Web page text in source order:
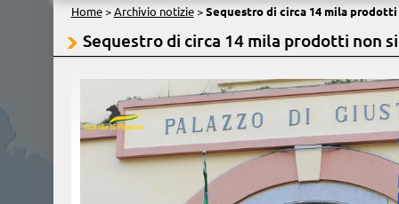
Home> Archivio notizie> Sequestro di circa 14 mila prodotti
Sequestro di circa 14 mila prodotti non